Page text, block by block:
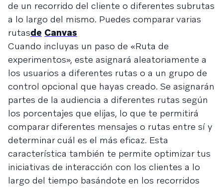
de un recorrido del cliente o diferentes subrutas
a lo largo del mismo. Puedes comparar varias
rutasde Canvas
Cuando incluyas un paso de «Ruta de
experimentos», este asignará aleatoriamente a
los usuarios a diferentes rutas o a un grupo de
control opcional que hayas creado. Se asignarán
partes de la audiencia a diferentes rutas según
los porcentajes que elijas, lo que te permitirá
comparar diferentes mensajes o rutas entre sí y
determinar cuál es el más eficaz. Esta
característica también te permite optimizar tus
iniciativas de interacción con los clientes a lo
largo del tiempo basándote en los recorridos